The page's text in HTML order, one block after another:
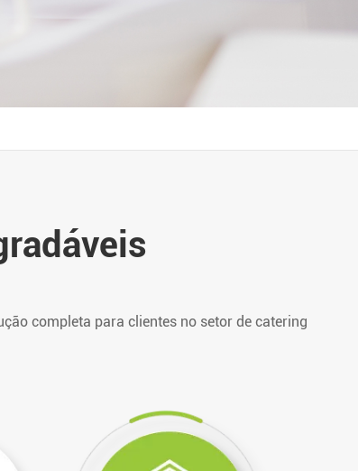
completa para clientes no setor de catering